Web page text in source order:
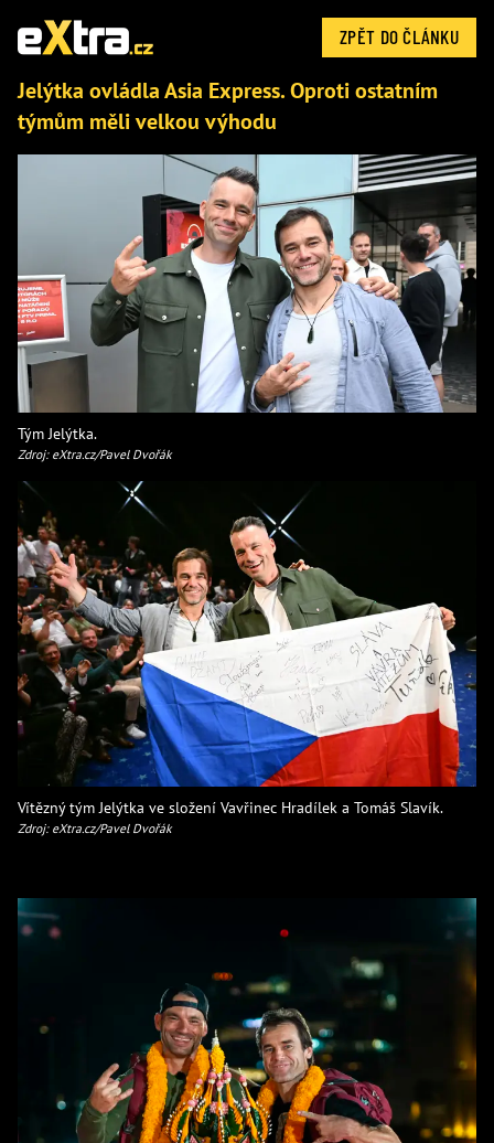
ZPĚT DO ČLÁNKU
Jelýtka ovládla Asia Express. Oproti ostatním
týmům měli velkou výhodu
Tým Jelýtka.
Zdroj: eXtra.cz/Pavel Dvořák
Vítězný tým Jelýtka ve složení Vavřinec Hradílek a Tomáš Slavík.
Zdroj: eXtra.cz/Pavel Dvořák